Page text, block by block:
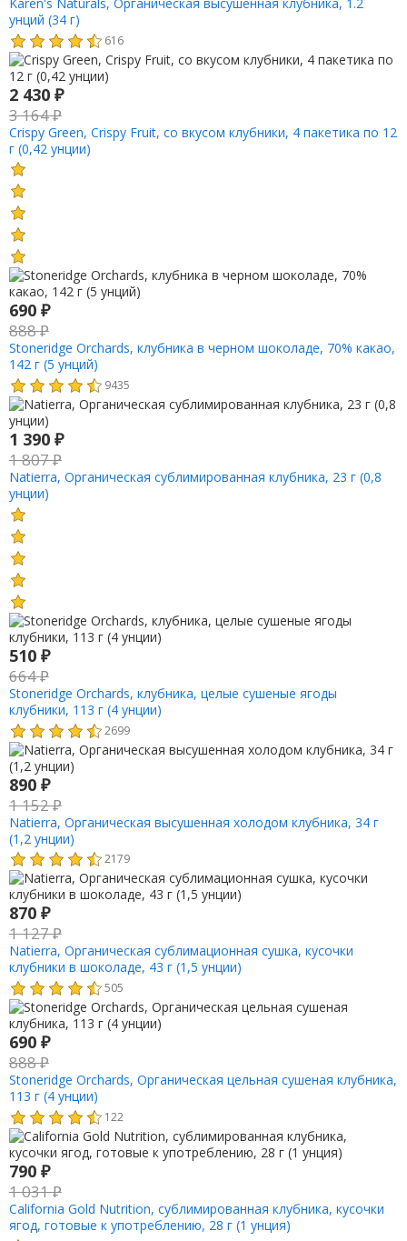
унций (34 г)
616
2 430 ₽
3 164₽
Crispy Green, Crispy Fruit, со вкусом клубники, 4 пакетика по 12
г (0,42 унции)
690 ₽
888₽
Stoneridge Orchards, клубника в черном шоколаде, 70% какао,
142 г (5 унций)
9435
1 390 ₽
1 807₽
Natierra, Органическая сублимированная клубника, 23 г (0,8
унции)
510 ₽
664₽
Stoneridge Orchards, клубника, целые сушеные ягоды
клубники, 113 г (4 унции)
2699
890 ₽
1 152₽
Natierra, Органическая высушенная холодом клубника, 34 г
(1,2 унции)
2179
870 ₽
1 127₽
Natierra, Органическая сублимационная сушка, кусочки
клубники в шоколаде, 43 г (1,5 унции)
505
690 ₽
888₽
Stoneridge Orchards, Органическая цельная сушеная клубника,
113 г (4 унции)
122
790 ₽
1 031₽
California Gold Nutrition, сублимированная клубника, кусочки
ягод, готовые к употреблению, 28 г (1 унция)